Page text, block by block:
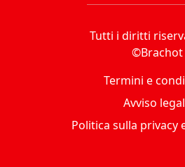
Tutti i diritti
©Brachot
Termini e
Avviso
Politica sulla privacy